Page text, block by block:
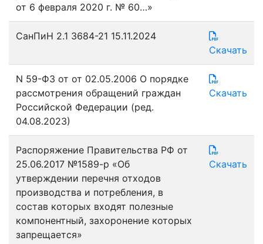
от 6 февраля 2020 г. № 60…»
СанПиН 2.1 3684-21 15.11.2024
Скачать
N 59-ФЗ от от 02.05.2006 О порядке
рассмотрения обращений граждан
Российской Федерации (ред.
04.08.2023)
Скачать
Распоряжение Правительства РФ от
25.06.2017 №1589-р «Об
утверждении перечня отходов
производства и потребления, в
состав которых входят полезные
компонентный, захоронение которых
запрещается»
Скачать